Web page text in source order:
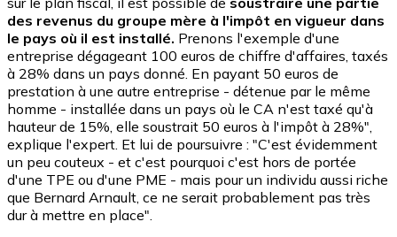
des revenus du groupe mère à l'impôt en vigueur dans
le pays où il est installé. Prenons l'exemple d'une
entreprise dégageant 100 euros de chiffre d'affaires, taxés
à 28% dans un pays donné. En payant 50 euros de
prestation à une autre entreprise - détenue par le même
homme - installée dans un pays où le CA n'est taxé qu'à
hauteur de 15%, elle soustrait 50 euros à l'impôt à 28%",
explique l'expert. Et lui de poursuivre : "C'est évidemment
un peu couteux - et c'est pourquoi c'est hors de portée
d'une TPE ou d'une PME - mais pour un individu aussi riche
que Bernard Arnault, ce ne serait probablement pas très
dur à mettre en place".